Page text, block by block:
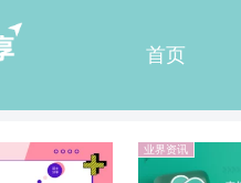
首页
业界资讯